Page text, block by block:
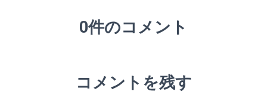
0件のコメント
コメントを残す